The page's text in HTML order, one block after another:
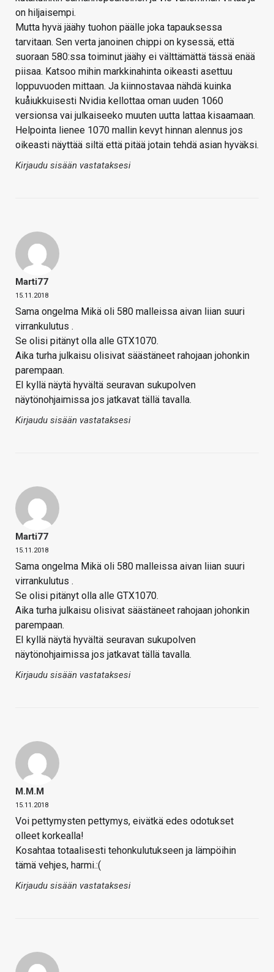
on hiljaisempi.
Mutta hyvä jäähy tuohon päälle joka tapauksessa
tarvitaan. Sen verta janoinen chippi on kysessä, että
suoraan 580:ssa toiminut jäähy ei välttämättä tässä enää
piisaa. Katsoo mihin markkinahinta oikeasti asettuu
loppuvuoden mittaan. Ja kiinnostavaa nähdä kuinka
kuåiukkuisesti Nvidia kellottaa oman uuden 1060
versionsa vai julkaiseeko muuten uutta lattaa kisaamaan.
Helpointa lienee 1070 mallin kevyt hinnan alennus jos
oikeasti näyttää siltä että pitää jotain tehdä asian hyväksi.
Kirjaudu sisään vastataksesi
Marti77
15.11.2018
Sama ongelma Mikä oli 580 malleissa aivan liian suuri
virrankulutus .
Se olisi pitänyt olla alle GTX1070.
Aika turha julkaisu olisivat säästäneet rahojaan johonkin
parempaan.
EI kyllä näytä hyvältä seuravan sukupolven
näytönohjaimissa jos jatkavat tällä tavalla.
Kirjaudu sisään vastataksesi
Marti77
15.11.2018
Sama ongelma Mikä oli 580 malleissa aivan liian suuri
virrankulutus .
Se olisi pitänyt olla alle GTX1070.
Aika turha julkaisu olisivat säästäneet rahojaan johonkin
parempaan.
EI kyllä näytä hyvältä seuravan sukupolven
näytönohjaimissa jos jatkavat tällä tavalla.
Kirjaudu sisään vastataksesi
M.M.M
15.11.2018
Voi pettymysten pettymys, eivätkä edes odotukset
olleet korkealla!
Kosahtaa totaalisesti tehonkulutukseen ja lämpöihin
tämä vehjes, harmi.:(
Kirjaudu sisään vastataksesi